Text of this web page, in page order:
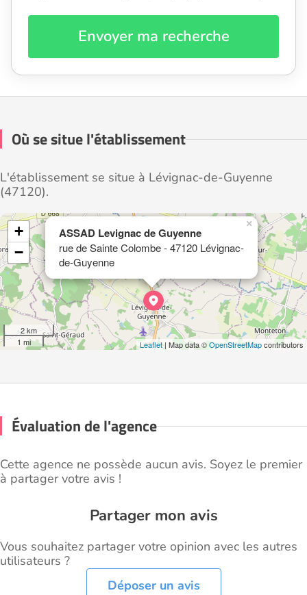
Envoyer ma recherche
Où se situe l'établissement
L'établissement se situe à Lévignac-de-Guyenne
(47120).
ASSAD Levignac de Guyenne
rue de Sainte Colombe - 47120 Lévignac-
de-Guyenne
×
+
−
2 km
1 mi
Leaflet | Map data ©OpenStreetMapcontributors
Évaluation de l'agence
Cette agence ne possède aucun avis. Soyez le premier
à partager votre avis !
Partager mon avis
Vous souhaitez partager votre opinion avec les autres
utilisateurs ?
Déposer un avis